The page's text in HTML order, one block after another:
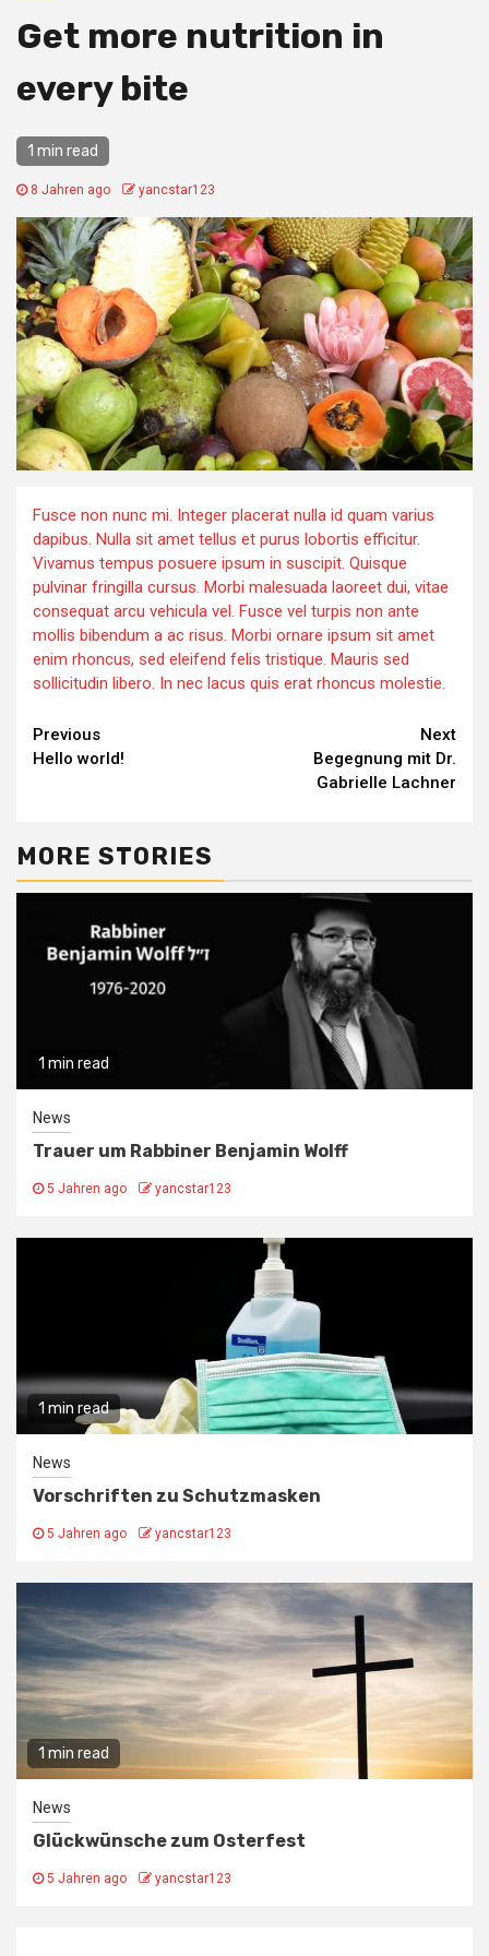
Get more nutrition in
every bite
1 min read
8 Jahren ago yancstar123
Fusce non nunc mi. Integer placerat nulla id quam varius
dapibus. Nulla sit amet tellus et purus lobortis efficitur.
Vivamus tempus posuere ipsum in suscipit. Quisque
pulvinar fringilla cursus. Morbi malesuada laoreet dui, vitae
consequat arcu vehicula vel. Fusce vel turpis non ante
mollis bibendum a ac risus. Morbi ornare ipsum sit amet
enim rhoncus, sed eleifend felis tristique. Mauris sed
sollicitudin libero. In nec lacus quis erat rhoncus molestie.
Continue
Reading
Previous
Hello world!
Next
Begegnung mit Dr.
Gabrielle Lachner
MORE STORIES
1 min read
News
Trauer um Rabbiner Benjamin Wolff
5 Jahren ago yancstar123
1 min read
News
Vorschriften zu Schutzmasken
5 Jahren ago yancstar123
1 min read
News
Glückwünsche zum Osterfest
5 Jahren ago yancstar123